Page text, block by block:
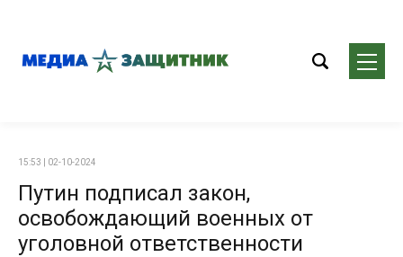
15:53 | 02-10-2024
Путин подписал закон,
освобождающий военных от
уголовной ответственности